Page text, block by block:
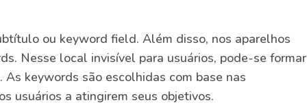
ou keyword field. Além disso, nos aparelhos
Nesse local invisível para usuários, pode-se formar
keywords são escolhidas com base nas
usuários a atingirem seus objetivos.